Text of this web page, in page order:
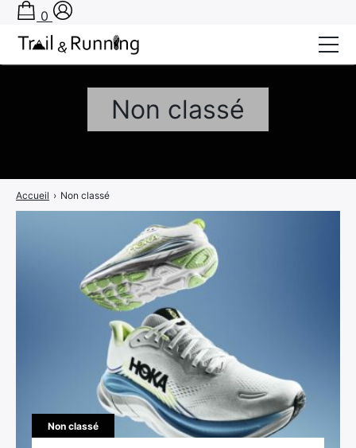
Non classé
Accueil › Non classé
Non classé
0
Ultra Trail de Mon Jardin
Grand Tour du Bassin d’Arcachon
Bons plans
TA PRÉPA SUR-MESURE